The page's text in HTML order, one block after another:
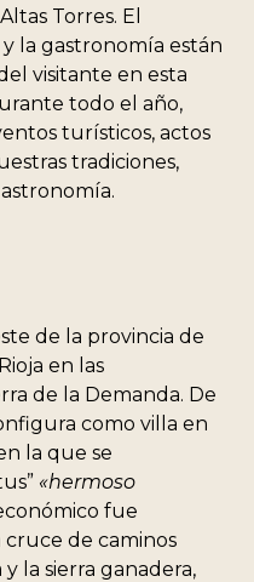
Torres. El
la gastronomía están
visitante en esta
todo el año,
turísticos, actos
tradiciones,
de la provincia de
en las
de la Demanda. De
como villa en
la que se
«hermoso
fue
de caminos
la sierra ganadera,